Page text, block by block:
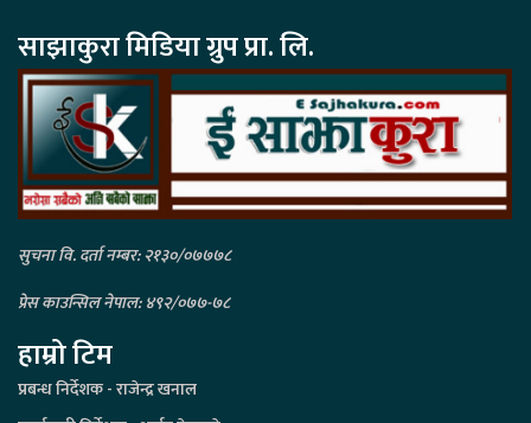
साझाकुरा मिडिया ग्रुप प्रा. लि.
सुचना वि. दर्ता नम्बर: २१३०/०७७७८
प्रेस काउन्सिल नेपाल: ४९२/०७७-७८
हाम्रो टिम
प्रबन्ध निर्देशक - राजेन्द्र खनाल